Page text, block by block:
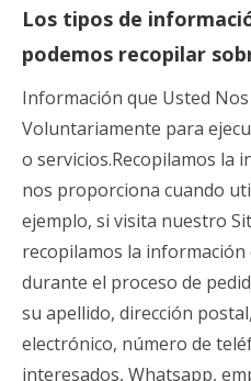
Los tipos de
podemos recopilar
Información que Usted
Voluntariamente para
o servicios.Recopilamos la
nos proporciona cuando
ejemplo, si visita nuestro
recopilamos la
durante el proceso de
su apellido, dirección
electrónico, número de
interesados, Whatsapp,